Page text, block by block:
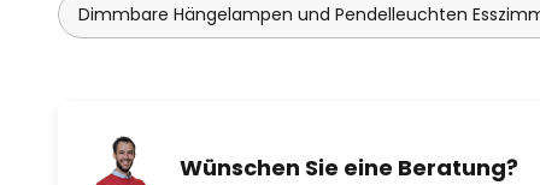
Dimmbare Hängelampen und Pendelleuchten
Wünschen Sie eine Beratung?